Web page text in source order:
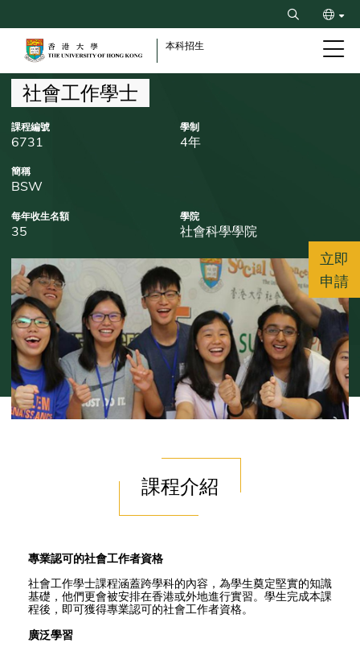
to
content
Search
简
本科招生
Breadcrumb
社會工作學士
課程編號
6731
學制
4年
簡稱
BSW
每年收生名額
35
學院
社會科學學院
課程介紹
專業認可的社會工作者資格
社會工作學士課程涵蓋跨學科的內容，為學生奠定堅實的知識
基礎，他們更會被安排在香港或外地進行實習。學生完成本課
程後，即可獲得專業認可的社會工作者資格。
廣泛學習
立即
申請